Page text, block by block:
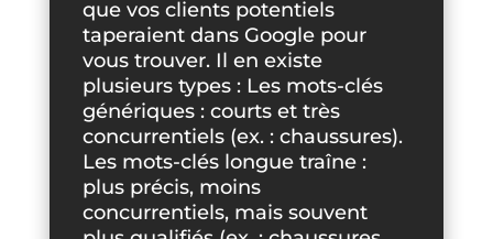
que vos clients potentiels
taperaient dans Google pour
vous trouver. Il en existe
plusieurs types : Les mots-clés
génériques : courts et très
concurrentiels (ex. : chaussures).
Les mots-clés longue traîne :
plus précis, moins
concurrentiels, mais souvent